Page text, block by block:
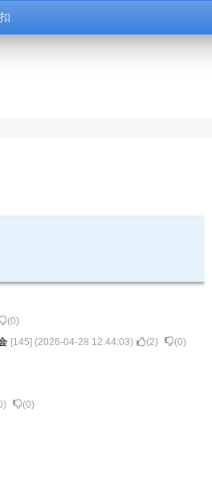
(0)
[145] (2026-04-28 12:44:03) (2) (0)
) (0)